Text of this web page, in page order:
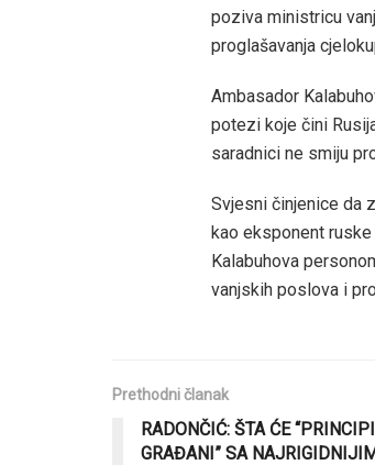
poziva ministricu
proglašavanja
Ambasador
potezi koje čini
saradnici ne smiju
Svjesni činjenice da
kao eksponent
Kalabuhova
vanjskih poslova i
Prethodni članak
RADONČIĆ: ŠTA ĆE
GRAĐANI” SA